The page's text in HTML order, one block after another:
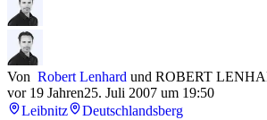
Von Robert Lenhard und ROBERT
vor 19 Jahren25. Juli 2007 um 19:50
Leibnitz
Deutschlandsberg